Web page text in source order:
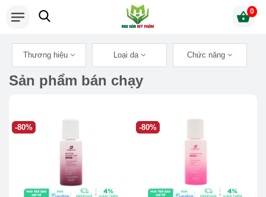
0
Thương hiệu Loại da Chức năng
Sản phẩm bán chạy
-80% -80%